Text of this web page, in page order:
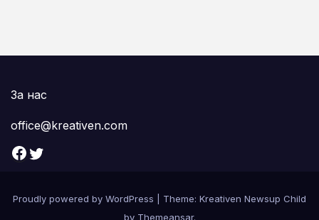
За нас
office@kreativen.com
Facebook Twitter
Proudly powered by WordPress
Theme: Kreativen Newsup Child
by Themeansar.